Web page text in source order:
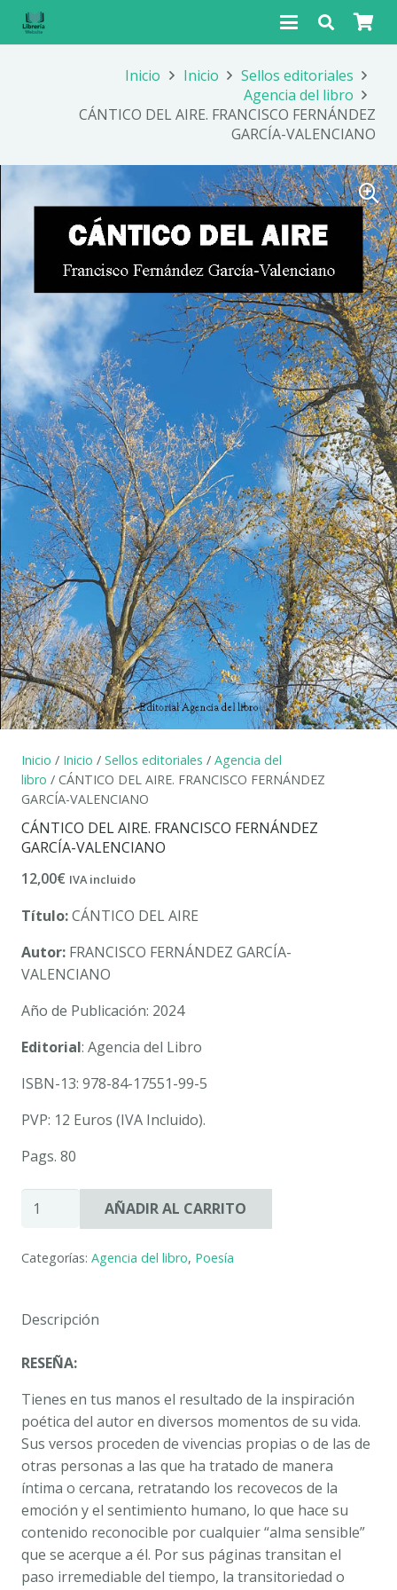
Inicio Inicio
Sellos editoriales
Agencia del libro
CÁNTICO DEL AIRE. FRANCISCO FERNÁNDEZ
GARCÍA-VALENCIANO
Inicio / Inicio / Sellos editoriales / Agencia del
libro / CÁNTICO DEL AIRE. FRANCISCO FERNÁNDEZ
GARCÍA-VALENCIANO
CÁNTICO DEL AIRE. FRANCISCO FERNÁNDEZ
GARCÍA-VALENCIANO
12,00€ IVA incluido
Título:CÁNTICO DEL AIRE
Autor: FRANCISCO FERNÁNDEZ GARCÍA-
VALENCIANO
Año de Publicación: 2024
Editorial: Agencia del Libro
ISBN-13: 978-84-17551-99-5
PVP: 12 Euros (IVA Incluido).
Pags. 80
CÁNTICO
FRANCISCO
GARCÍA-
VALENCIANO
cantidad
AÑADIR AL CARRITO
Categorías: Agencia del libro, Poesía
Descripción
RESEÑA:
Tienes en tus manos el resultado de la inspiración
poética del autor en diversos momentos de su vida.
Sus versos proceden de vivencias propias o de las de
otras personas a las que ha tratado de manera
íntima o cercana, retratando los recovecos de la
emoción y el sentimiento humano, lo que hace su
contenido reconocible por cualquier “alma sensible”
que se acerque a él. Por sus páginas transitan el
paso irremediable del tiempo, la transitoriedad o